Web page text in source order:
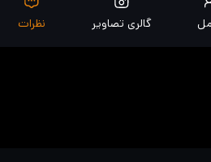
گالری تصاویر نظرات